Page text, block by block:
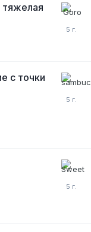
тяжелая
с точки